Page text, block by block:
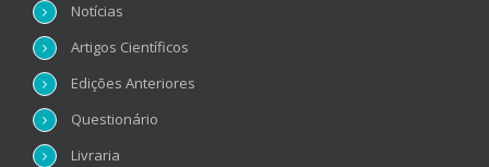
Notícias
Artigos Científicos
Edições Anteriores
Questionário
Livraria